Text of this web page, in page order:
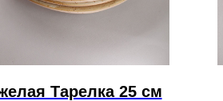
Тарелка 25 см